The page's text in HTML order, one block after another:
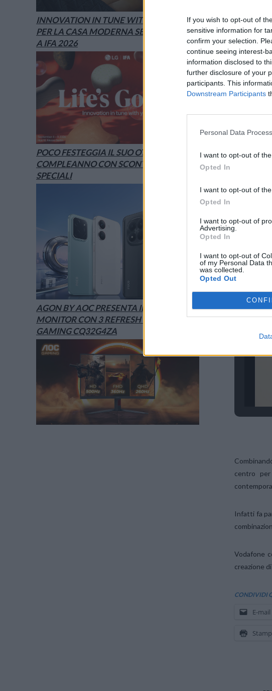
If you wish to opt-out of
sensitive information for
confirm your selection.
continue seeing interest-
information disclosed to
further disclosure of your
participants. This
Downstream Participants
Personal Data
I want to opt-out of
Opted In
I want to opt-out of
Opted In
I want to opt-out of
Advertising.
Opted In
I want to opt-out of
of my Personal Data
was collected.
Opted Out
per
Il centro,
COME
tutto senza
centro
Infatti fa
Vodafone
creazione
CONDIVIDI
E-mail
INNOVATION IN TUNE WITH YOU: L’AI
PER LA CASA MODERNA SECONDO LG È
A IFA 2026
POCO FESTEGGIA IL SUO OTTAVO
COMPLEANNO CON SCONTI E OFFERTE
SPECIALI
AGON BY AOC PRESENTA IL NUOVO
MONITOR CON 3 REFRESH RATE: ECCO IL
GAMING CQ32G4ZA